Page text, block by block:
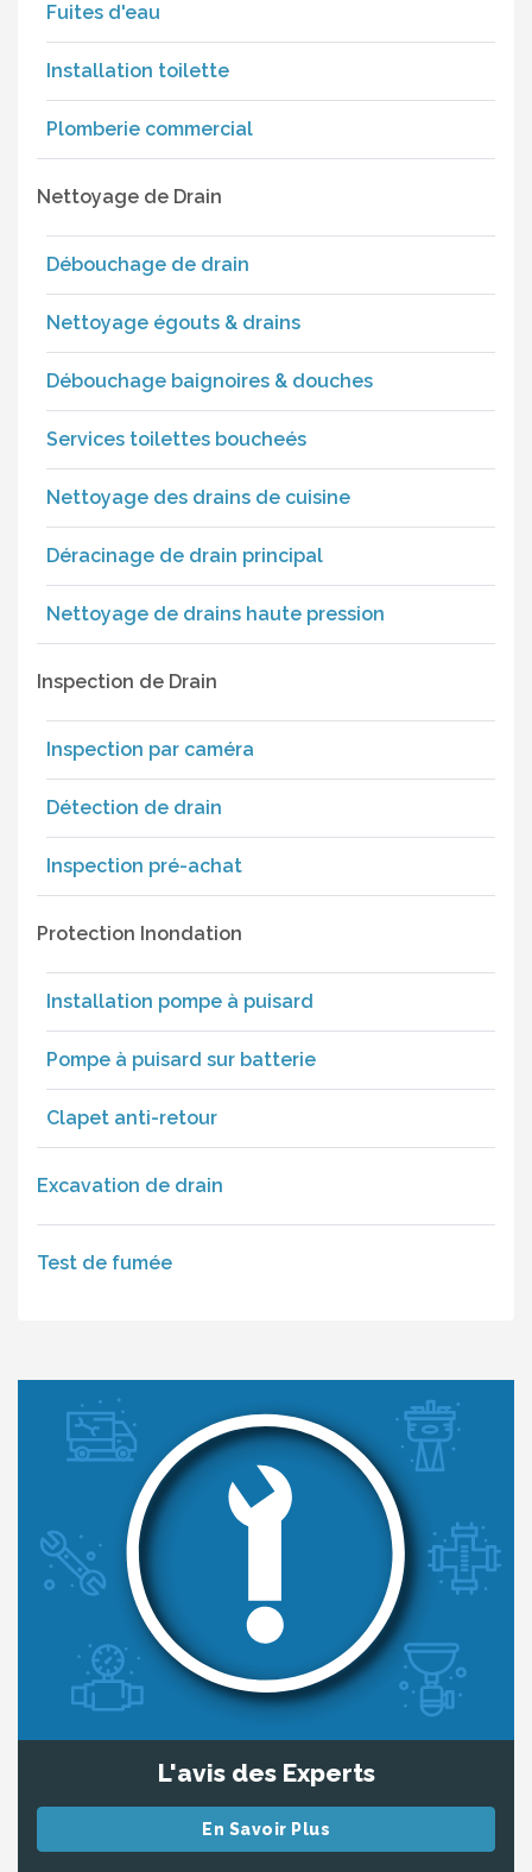
Fuites d'eau
Installation toilette
Plomberie commercial
Nettoyage de Drain
Débouchage de drain
Nettoyage égouts & drains
Débouchage baignoires & douches
Services toilettes boucheés
Nettoyage des drains de cuisine
Déracinage de drain principal
Nettoyage de drains haute pression
Inspection de Drain
Inspection par caméra
Détection de drain
Inspection pré-achat
Protection Inondation
Installation pompe à puisard
Pompe à puisard sur batterie
Clapet anti-retour
Excavation de drain
Test de fumée
L'avis des Experts
En Savoir Plus